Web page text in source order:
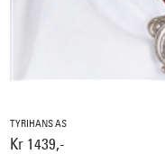
TYRIHANS AS
Kr 1439,-